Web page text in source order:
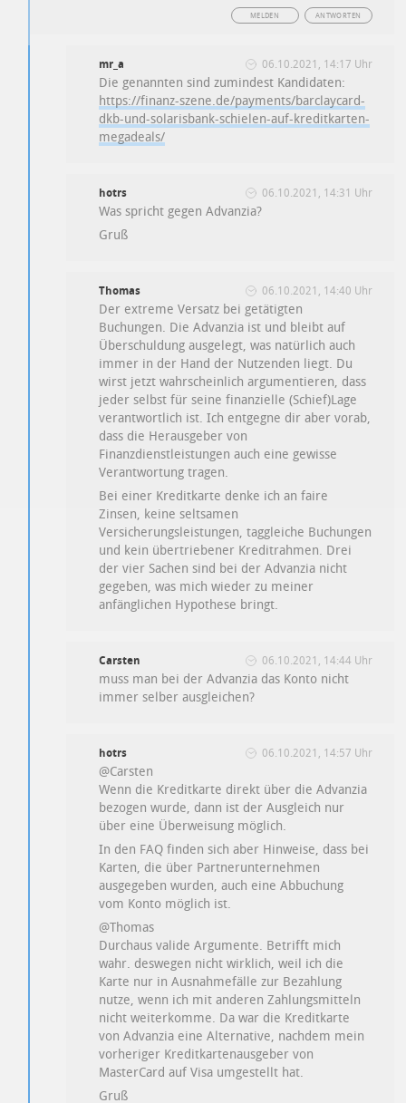
ANTWORTEN
MELDEN
mr_a 06.10.2021, 14:17 Uhr
Die genannten sind zumindest Kandidaten:
https://finanz-szene.de/payments/barclaycard-
dkb-und-solarisbank-schielen-auf-kreditkarten-
megadeals/
hotrs 06.10.2021, 14:31 Uhr
Was spricht gegen Advanzia?
Gruß
Thomas 06.10.2021, 14:40 Uhr
Der extreme Versatz bei getätigten
Buchungen. Die Advanzia ist und bleibt auf
Überschuldung ausgelegt, was natürlich auch
immer in der Hand der Nutzenden liegt. Du
wirst jetzt wahrscheinlich argumentieren, dass
jeder selbst für seine finanzielle (Schief)Lage
verantwortlich ist. Ich entgegne dir aber vorab,
dass die Herausgeber von
Finanzdienstleistungen auch eine gewisse
Verantwortung tragen.
Bei einer Kreditkarte denke ich an faire
Zinsen, keine seltsamen
Versicherungsleistungen, taggleiche Buchungen
und kein übertriebener Kreditrahmen. Drei
der vier Sachen sind bei der Advanzia nicht
gegeben, was mich wieder zu meiner
anfänglichen Hypothese bringt.
Carsten 06.10.2021, 14:44 Uhr
muss man bei der Advanzia das Konto nicht
immer selber ausgleichen?
hotrs 06.10.2021, 14:57 Uhr
@Carsten
Wenn die Kreditkarte direkt über die Advanzia
bezogen wurde, dann ist der Ausgleich nur
über eine Überweisung möglich.
In den FAQ finden sich aber Hinweise, dass bei
Karten, die über Partnerunternehmen
ausgegeben wurden, auch eine Abbuchung
vom Konto möglich ist.
@Thomas
Durchaus valide Argumente. Betrifft mich
wahr. deswegen nicht wirklich, weil ich die
Karte nur in Ausnahmefälle zur Bezahlung
nutze, wenn ich mit anderen Zahlungsmitteln
nicht weiterkomme. Da war die Kreditkarte
von Advanzia eine Alternative, nachdem mein
vorheriger Kreditkartenausgeber von
MasterCard auf Visa umgestellt hat.
Gruß